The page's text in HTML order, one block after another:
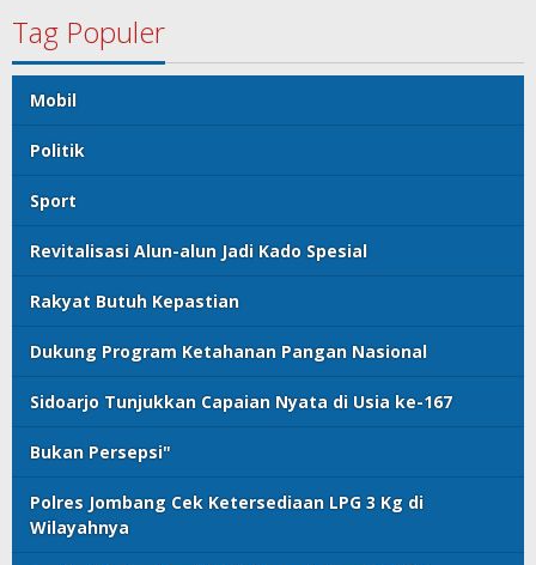
Tag Populer
Mobil
Politik
Sport
Revitalisasi Alun-alun Jadi Kado Spesial
Rakyat Butuh Kepastian
Dukung Program Ketahanan Pangan Nasional
Sidoarjo Tunjukkan Capaian Nyata di Usia ke-167
Bukan Persepsi"
Polres Jombang Cek Ketersediaan LPG 3 Kg di
Wilayahnya